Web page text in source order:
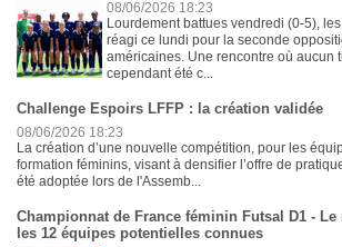
08/06/2026 18:23
Lourdement battues vendredi (0-5),
réagi ce lundi pour la seconde
américaines. Une rencontre où aucun
cependant été c...
Challenge Espoirs LFFP : la création validée
08/06/2026 18:23
La création d’une nouvelle compétition, pour les
formation féminins, visant à densifier l’offre de
été adoptée lors de l'Assemb...
Championnat de France féminin Futsal D1 - Le
les 12 équipes potentielles connues